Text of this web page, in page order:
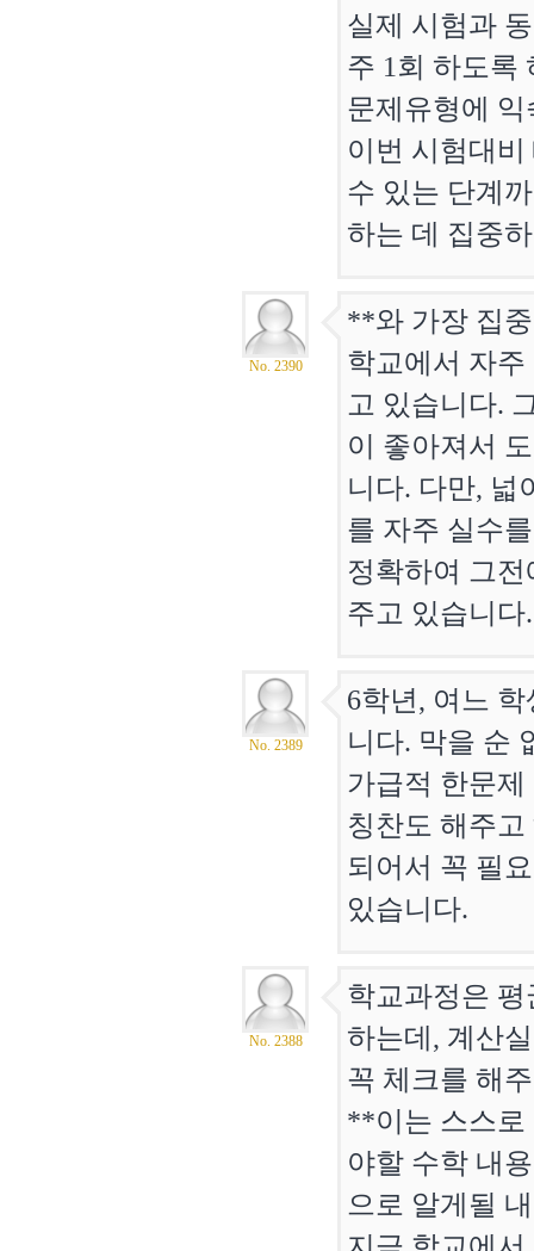
실제 시험과
주 1회 하도록
문제유형에
이번 시험대
수 있는 단계
하는 데 집중
No. 2390
**와 가장 집
학교에서 자
고 있습니다.
이 좋아져서
니다. 다만, 넓
를 자주 실수
정확하여 그
주고 있습니다.
No. 2389
6학년, 여느
니다. 막을 순
가급적 한문
칭찬도 해주
되어서 꼭 필
있습니다.
No. 2388
학교과정은
하는데, 계산
꼭 체크를 해
**이는 스스로
야할 수학 내
으로 알게될